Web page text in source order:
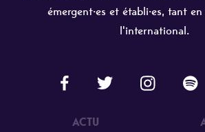
émergent·es et établi·es, tant
l'international.
ACTU